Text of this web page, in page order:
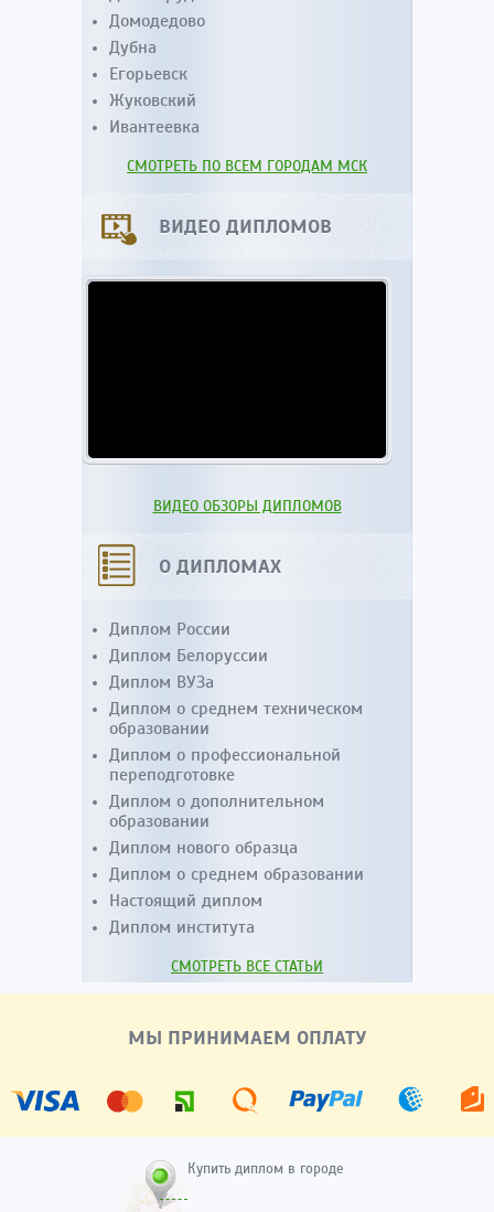
Домодедово
Дубна
Егорьевск
Жуковский
Ивантеевка
СМОТРЕТЬ ПО ВСЕМ ГОРОДАМ МСК
ВИДЕО ДИПЛОМОВ
ВИДЕО ОБЗОРЫ ДИПЛОМОВ
О ДИПЛОМАХ
Диплом России
Диплом Белоруссии
Диплом ВУЗа
Диплом о среднем техническом
образовании
Диплом о профессиональной
переподготовке
Диплом о дополнительном
образовании
Диплом нового образца
Диплом о среднем образовании
Настоящий диплом
Диплом института
СМОТРЕТЬ ВСЕ СТАТЬИ
МЫ ПРИНИМАЕМ ОПЛАТУ
Купить диплом в городе